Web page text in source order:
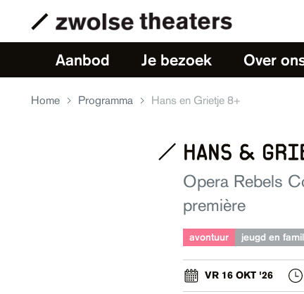
Aanbod Je bezoek Over
Home Programma Hans en Grietje 8+
hans &
Opera Rebels
première
avontuur jeugd en
VR 16 OKT '26